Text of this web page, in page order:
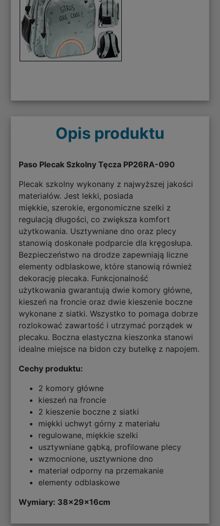
Opis produktu
Paso Plecak Szkolny Tęcza PP26RA-090
Plecak szkolny wykonany z najwyższej jakości
materiałów. Jest lekki, posiada
miękkie, szerokie, ergonomiczne szelki z
regulacją długości, co zwiększa komfort
użytkowania. Usztywniane dno oraz plecy
stanowią doskonałe podparcie dla kręgosłupa.
Bezpieczeństwo na drodze zapewniają liczne
elementy odblaskowe, które stanowią również
dekorację plecaka. Funkcjonalność
użytkowania gwarantują dwie komory główne,
kieszeń na froncie oraz dwie kieszenie boczne
wykonane z siatki. Wszystko to pomaga dobrze
rozlokować zawartość i utrzymać porządek w
plecaku. Boczna elastyczna kieszonka stanowi
idealne miejsce na bidon czy butelkę z napojem.
Cechy produktu:
2 komory główne
kieszeń na froncie
2 kieszenie boczne z siatki
miękki uchwyt górny z materiału
regulowane, miękkie szelki
usztywniane gąbką, profilowane plecy
wzmocnione, usztywnione dno
materiał odporny na przemakanie
elementy odblaskowe
Wymiary: 38x29x16cm